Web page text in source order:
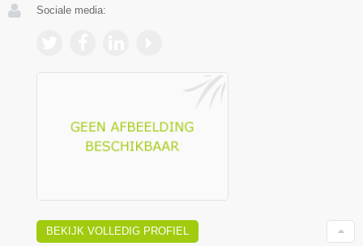
Sociale media:
BEKIJK VOLLEDIG PROFIEL